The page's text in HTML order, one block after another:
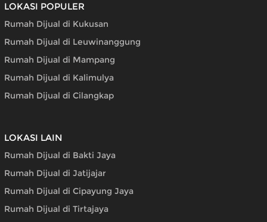
LOKASI POPULER
Rumah Dijual di Kukusan
Rumah Dijual di Leuwinanggung
Rumah Dijual di Mampang
Rumah Dijual di Kalimulya
Rumah Dijual di Cilangkap
LOKASI LAIN
Rumah Dijual di Bakti Jaya
Rumah Dijual di Jatijajar
Rumah Dijual di Cipayung Jaya
Rumah Dijual di Tirtajaya